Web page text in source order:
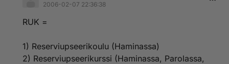
2006-02-07 22:36:38
RUK =
1) Reserviupseerikoulu (Haminassa)
2) Reserviupseerikurssi (Haminassa, Parolassa,